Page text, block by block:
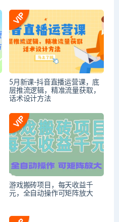
5月新课-抖音直播运营课，底
层推流逻辑，精准流量获取，
话术设计方法
游戏搬砖项目，每天收益千
元，全自动操作可矩阵放大